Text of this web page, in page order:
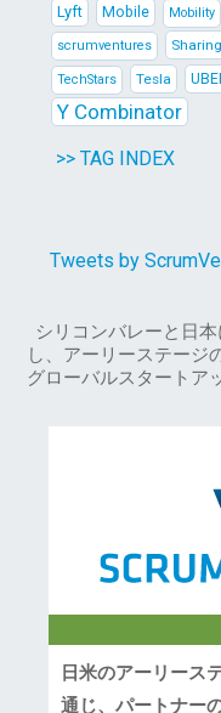
Lyft Mobile Mobility
scrumventures Sharing
TechStars Tesla
Y Combinator
>> TAG INDEX
Tweets by
シリコンバレーと日
し、アーリーステージ
グローバルスタートア
日米のアーリース
通じ、パートナー